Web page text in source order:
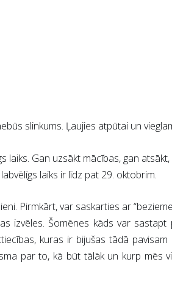
slinkums. Ļaujies atpūtai un
Gan uzsākt mācības, gan
laiks ir līdz pat 29. oktobrim.
Pirmkārt, var saskarties ar
izvēles. Šomēnes kāds var
kuras ir bijušas tādā
par to, kā būt tālāk un kurp mēs